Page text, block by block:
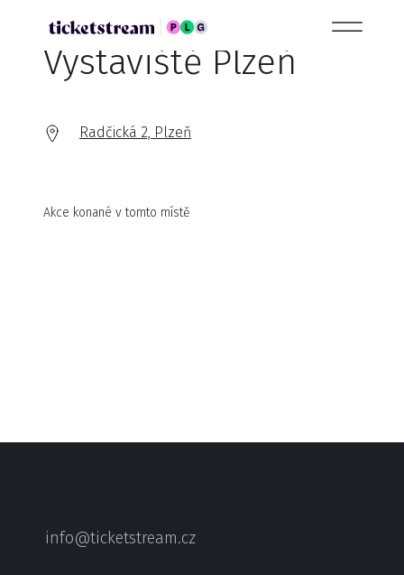
Výstaviště Plzeň
Radčická 2, Plzeň
Akce konané v tomto místě
info@ticketstream.cz